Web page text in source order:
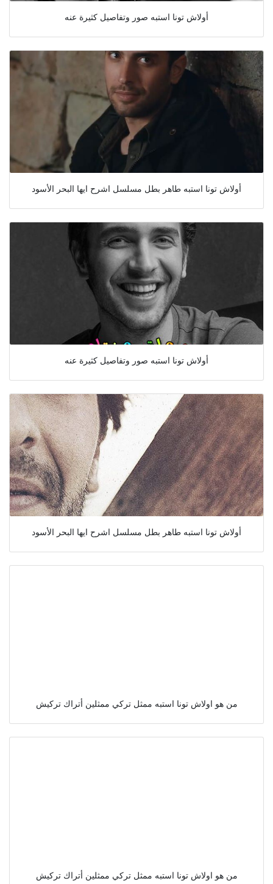
أولاش تونا استبه صور وتفاصيل كثيرة عنه
أولاش تونا استبه طاهر بطل مسلسل اشرح ايها البحر الأسود
أولاش تونا استبه صور وتفاصيل كثيرة عنه
أولاش تونا استبه طاهر بطل مسلسل اشرح ايها البحر الأسود
من هو اولاش تونا استبه ممثل تركي ممثلين أتراك تركيش
من هو اولاش تونا استبه ممثل تركي ممثلين أتراك تركيش